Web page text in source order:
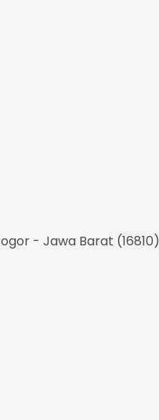
- Jawa Barat (16810)